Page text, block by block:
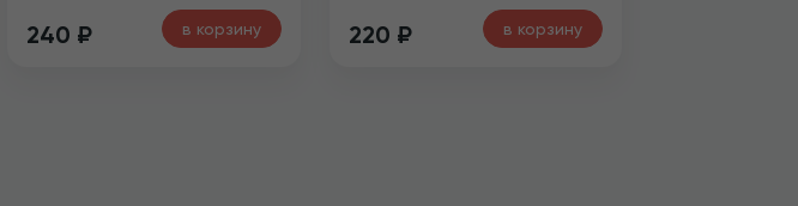
240 ₽ в корзину 220 ₽ в корзину